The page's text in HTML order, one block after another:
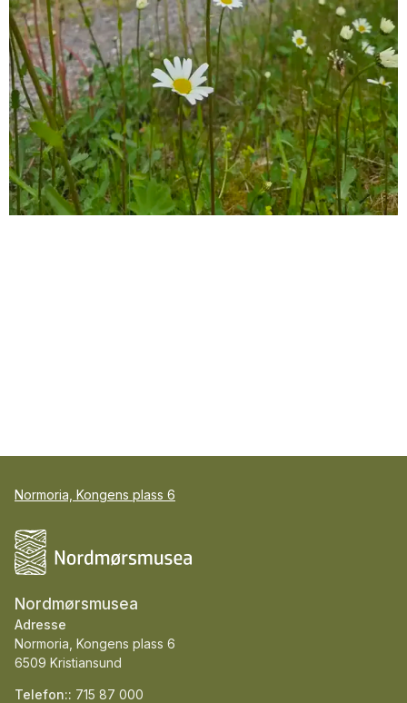
Normoria, Kongens plass 6
Nordmørsmusea
Adresse
Normoria, Kongens plass 6
6509 Kristiansund
Telefon:: 715 87 000